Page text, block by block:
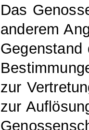
Das
anderem
zur
zur